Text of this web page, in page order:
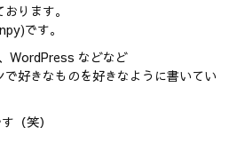
ります。
です。
WordPress などなど
好きなものを好きなように書いてい
（笑）